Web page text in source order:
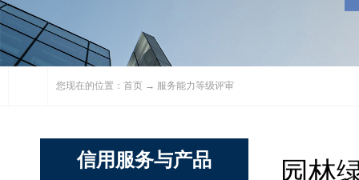
您现在的位置： 首页 → 服务能力等级评审
信用服务与产品 园林